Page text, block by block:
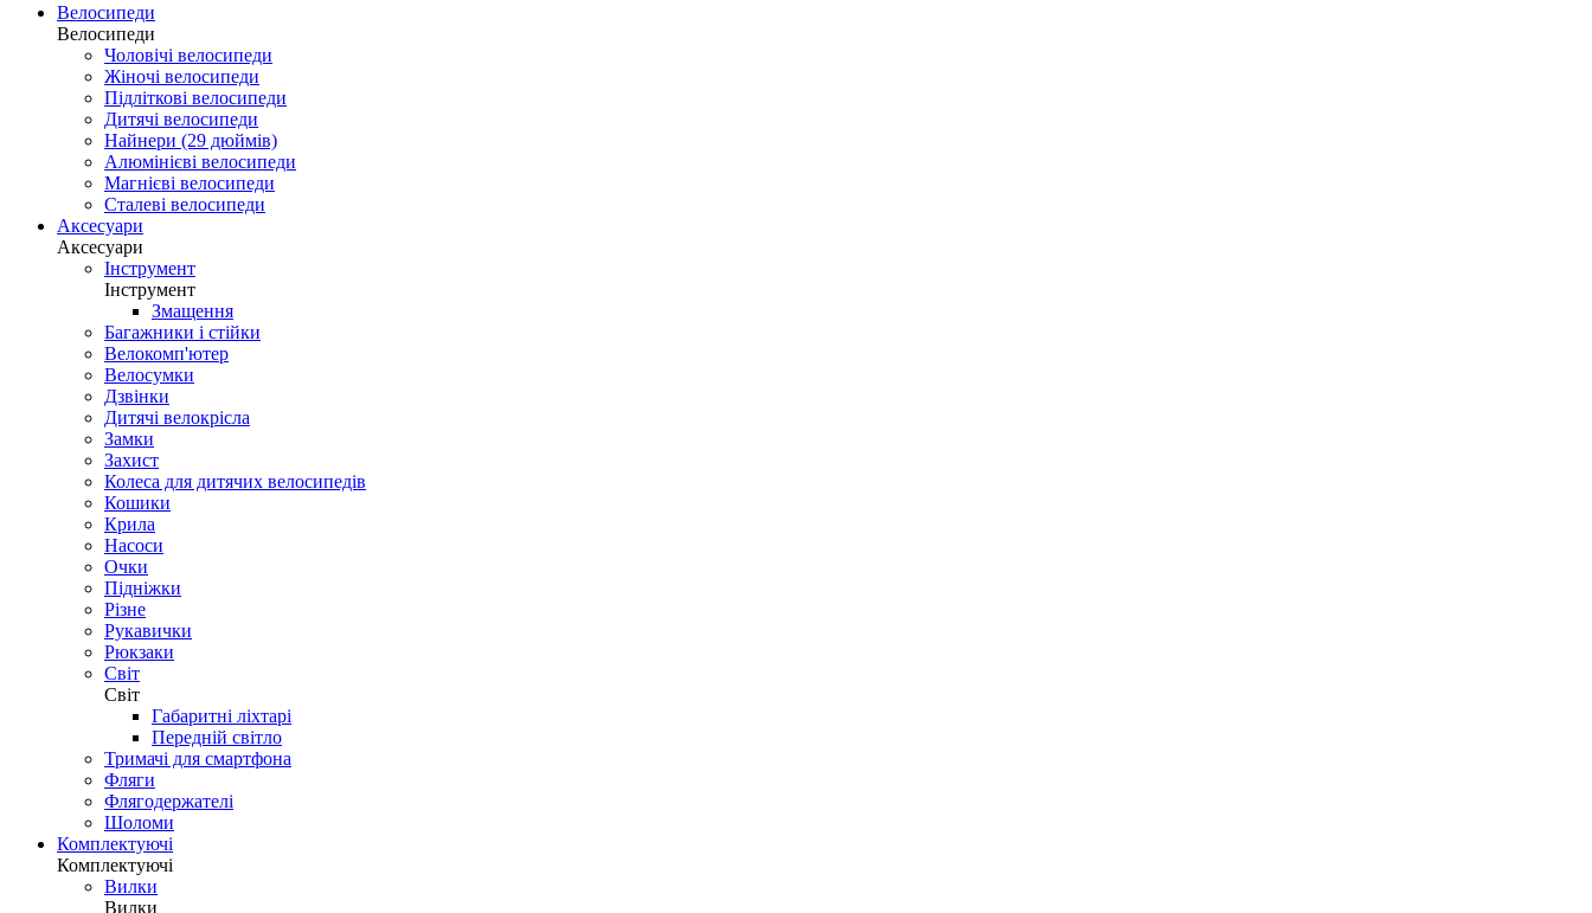
Велосипеди
Велосипеди
Чоловічі велосипеди
Жіночі велосипеди
Підліткові велосипеди
Дитячі велосипеди
Найнери (29 дюймів)
Алюмінієві велосипеди
Магнієві велосипеди
Сталеві велосипеди
Аксесуари
Аксесуари
Інструмент
Інструмент
Змащення
Багажники і стійки
Велокомп'ютер
Велосумки
Дзвінки
Дитячі велокрісла
Замки
Захист
Колеса для дитячих велосипедів
Кошики
Крила
Насоси
Очки
Підніжки
Різне
Рукавички
Рюкзаки
Світ
Світ
Габаритні ліхтарі
Передній світло
Тримачі для смартфона
Фляги
Флягодержателі
Шоломи
Комплектуючі
Комплектуючі
Вилки
Вилки